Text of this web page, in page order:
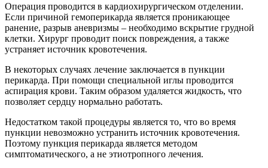
Операция проводится в кардиохирургическом отделении.
Если причиной гемоперикарда является проникающее
ранение, разрыв аневризмы – необходимо вскрытие грудной
клетки. Хирург проводит поиск повреждения, а также
устраняет источник кровотечения.
В некоторых случаях лечение заключается в пункции
перикарда. При помощи специальной иглы проводится
аспирация крови. Таким образом удаляется жидкость, что
позволяет сердцу нормально работать.
Недостатком такой процедуры является то, что во время
пункции невозможно устранить источник кровотечения.
Поэтому пункция перикарда является методом
симптоматического, а не этиотропного лечения.